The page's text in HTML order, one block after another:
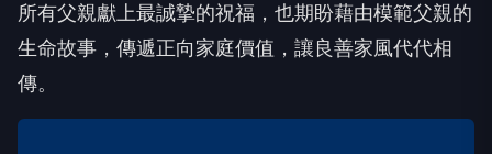
所有父親獻上最誠摯的祝福，也期盼藉由模範父親的
生命故事，傳遞正向家庭價值，讓良善家風代代相
傳。